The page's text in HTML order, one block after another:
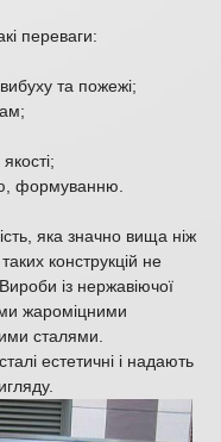
переваги:
та пожежі;
формуванню.
яка значно вища ніж
конструкцій не
із нержавіючої
жароміцними
сталями.
естетичні і надають